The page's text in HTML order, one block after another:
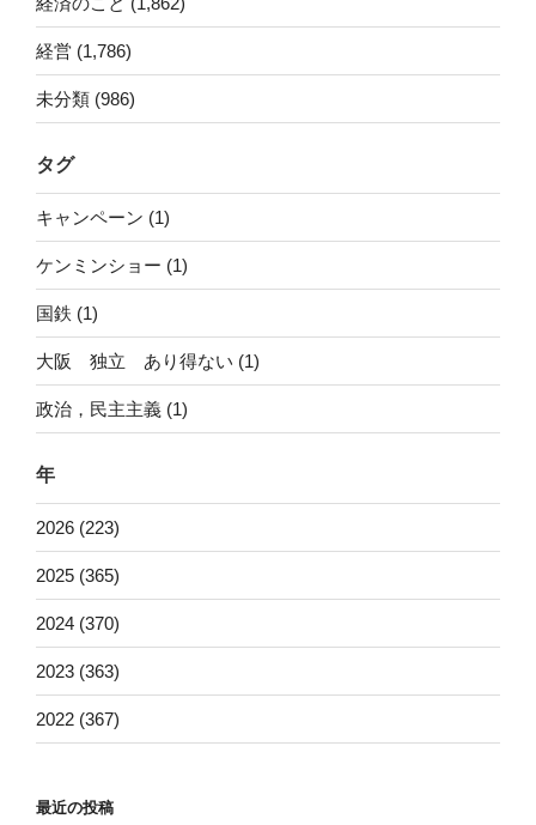
経営 (1,786)
未分類 (986)
タグ
キャンペーン (1)
ケンミンショー (1)
国鉄 (1)
大阪 独立 あり得ない (1)
政治，民主主義 (1)
年
2026 (223)
2025 (365)
2024 (370)
2023 (363)
2022 (367)
最近の投稿